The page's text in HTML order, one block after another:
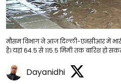
मौसम विभाग ने आज दिल्ली-एनसीआर में
है। यहां 64.5 से 115.5 मिमी तक बारिश हो
Dayanidhi